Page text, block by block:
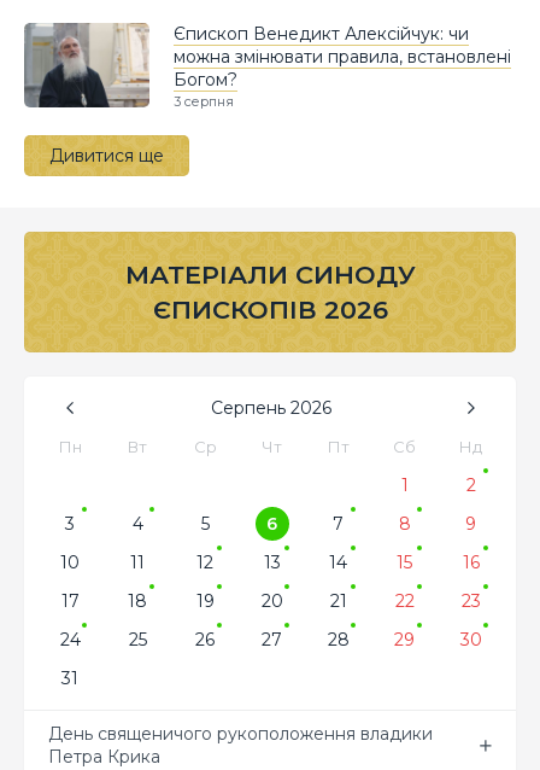
Єпископ Венедикт Алексійчук: чи
можна змінювати правила, встановлені
Богом?
3 серпня
Дивитися ще
МАТЕРІАЛИ СИНОДУ
ЄПИСКОПІВ 2026
Серпень 2026
Пн Вт Ср Чт Пт Сб Нд
1
2
3
4 5 6 7 8
9
10
11 12 13 14 15
16
17
18 19 20 21 22
23
24
25 26 27 28 29
30
31
День священичого рукоположення владики
Петра Крика